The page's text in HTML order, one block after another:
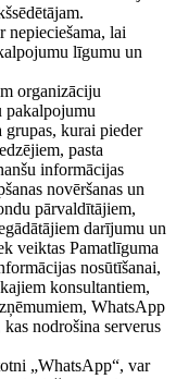
nepieciešama, lai
līgumu un
organizāciju
pakalpojumu
grupas, kurai pieder
pasta
informācijas
novēršanas un
pārvaldītājiem,
darījumu un
veiktas Pamatlīguma
nosūtīšanai,
konsultantiem,
WhatsApp
nodrošina serverus
„WhatsApp“, var